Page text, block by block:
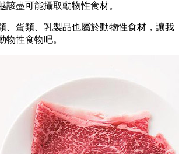
該盡可能攝取動物性食材。
、蛋類、乳製品也屬於動物性食材，讓我
物性食物吧。